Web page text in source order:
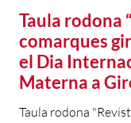
Taula rodona
comarques
el Dia
Materna a
Taula rodona